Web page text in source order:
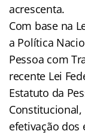
acrescenta.
Com base na
a Política
Pessoa com
recente Lei
Estatuto da
efetivação dos